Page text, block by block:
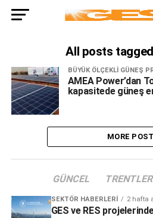
All posts
BÜYÜK ÖLÇEKLI GÜNEŞ
AMEA Power’dan
kapasitede güneş
MORE
GÜNCEL TRENTLER
SEKTÖR HABERLERI 2 hafta
GES ve RES